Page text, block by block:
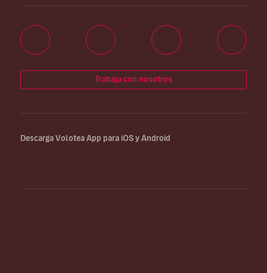
Trabaja con nosotros
Descarga Volotea App para iOS y Android